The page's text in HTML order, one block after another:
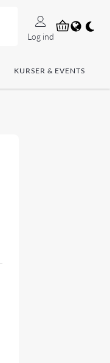
Log ind
KURSER & EVENTS